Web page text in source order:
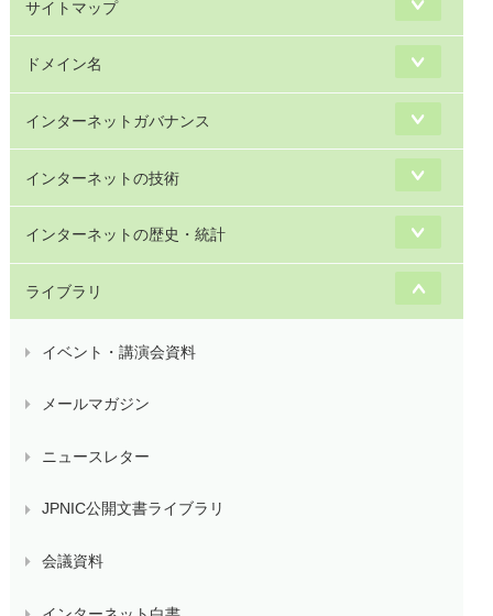
サイトマップ
ドメイン名
インターネットガバナンス
インターネットの技術
インターネットの歴史・統計
ライブラリ
イベント・講演会資料
メールマガジン
ニュースレター
JPNIC公開文書ライブラリ
会議資料